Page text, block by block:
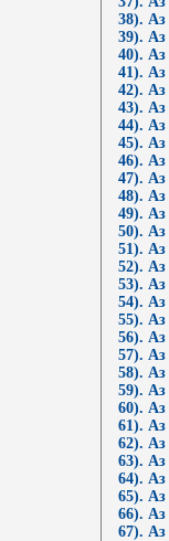
38). Аз
39). Аз
40). Аз
41). Аз
42). Аз
43). Аз
44). Аз
45). Аз
46). Аз
47). Аз
48). Аз
49). Аз
50). Аз
51). Аз
52). Аз
53). Аз
54). Аз
55). Аз
56). Аз
57). Аз
58). Аз
59). Аз
60). Аз
61). Аз
62). Аз
63). Аз
64). Аз
65). Аз
66). Аз
67). Аз